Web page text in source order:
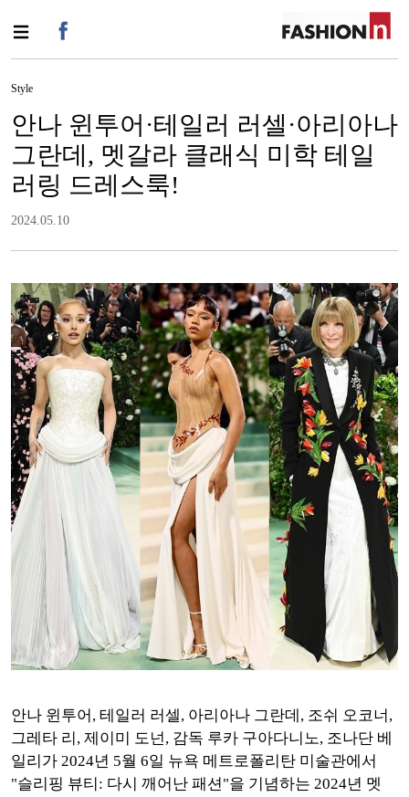
Style
안나 윈투어·테일러 러셀·아리아나
그란데, 멧갈라 클래식 미학 테일
러링 드레스룩!
2024.05.10
안나 윈투어, 테일러 러셀, 아리아나 그란데, 조쉬 오코너,
그레타 리, 제이미 도넌, 감독 루카 구아다니노, 조나단 베
일리가 2024년 5월 6일 뉴욕 메트로폴리탄 미술관에서
"슬리핑 뷰티: 다시 깨어난 패션"을 기념하는 2024년 멧